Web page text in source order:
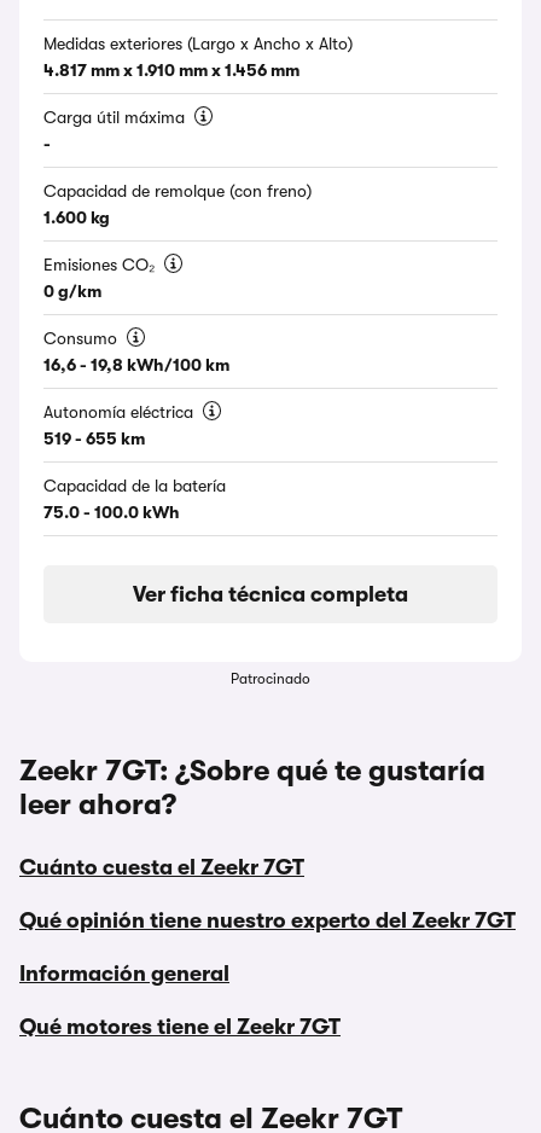
Medidas exteriores (Largo x Ancho x Alto)
4.817 mm x 1.910 mm x 1.456 mm
Carga útil máxima
-
Capacidad de remolque (con freno)
1.600 kg
Emisiones CO₂
0 g/km
Consumo
16,6 - 19,8 kWh/100 km
Autonomía eléctrica
519 - 655 km
Capacidad de la batería
75.0 - 100.0 kWh
Ver ficha técnica completa
Patrocinado
Zeekr 7GT: ¿Sobre qué te gustaría
leer ahora?
Cuánto cuesta el Zeekr 7GT
Qué opinión tiene nuestro experto del Zeekr 7GT
Información general
Qué motores tiene el Zeekr 7GT
Cuánto cuesta el Zeekr 7GT